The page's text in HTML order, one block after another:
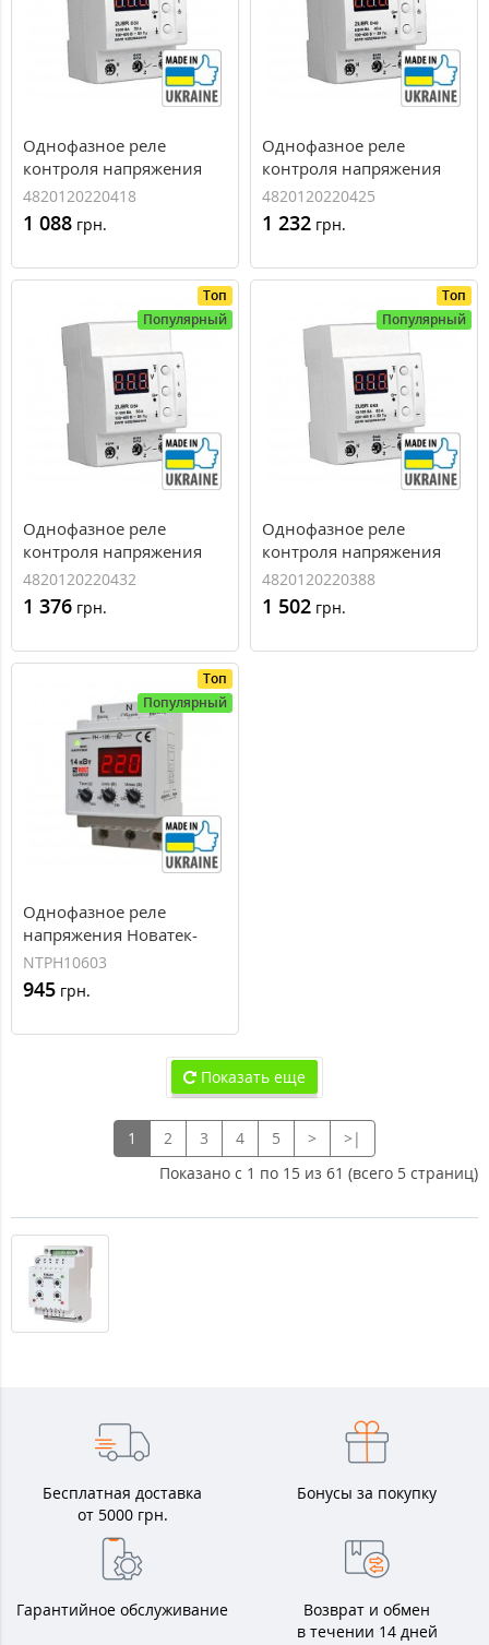
Однофазное реле
контроля напряжения
ZUBR D32
(4820120220418)
4820120220418
1 088 грн.
Однофазное реле
контроля напряжения
ZUBR D40, 40А
4820120220425
1 232 грн.
Топ
Популярный
Однофазное реле
контроля напряжения
ZUBR D50
(4820120220432)
4820120220432
1 376 грн.
Топ
Популярный
Однофазное реле
контроля напряжения
ZUBR D63
(4820120220388)
4820120220388
1 502 грн.
Топ
Популярный
Однофазное реле
напряжения Новатек-
Электро РН-106
(NTPH10603)
NTPH10603
945 грн.
Показать еще
1 2 3 4 5 >
>|
Показано с 1 по 15 из 61 (всего 5 страниц)
Бесплатная доставка
от 5000 грн.
Бонусы за покупку
Гарантийное обслуживание
Возврат и обмен
в течении 14 дней